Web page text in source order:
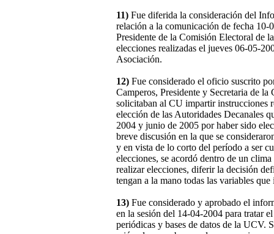
11) Fue diferida la consideración del
relación a la comunicación de fecha
Presidente de la Comisión Electoral de
elecciones realizadas el jueves 06-05-
Asociación.
12) Fue considerado el oficio suscrito
Camperos, Presidente y Secretaria de
solicitaban al CU impartir instrucciones
elección de las Autoridades Decanales
2004 y junio de 2005 por haber sido
breve discusión en la que se
y en vista de lo corto del período a ser
elecciones, se acordó dentro de un
realizar elecciones, diferir la decisión
tengan a la mano todas las variables
13) Fue considerado y aprobado el
en la sesión del 14-04-2004 para tratar
periódicas y bases de datos de la UCV.